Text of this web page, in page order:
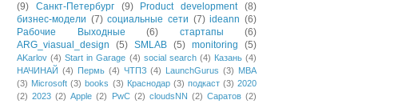
(9)
Санкт-Петербург (9) Product development
(8)
бизнес-модели (7) социальные сети (7) ideann (6)
Рабочие Выходные
(6) стартапы
(6)
ARG_viasual_design
(5) SMLAB (5) monitoring (5)
AKarlov (4) Start in Garage (4) social search (4) Казань (4)
НАЧИНАЙ (4) Пермь (4) ЧТПЗ (4) LaunchGurus (3) MBA
(3) Microsoft (3) books (3) Краснодар (3) подкаст (3) 2020
(2) 2023 (2) Apple (2) PwC (2) cloudsNN (2) Саратов (2)